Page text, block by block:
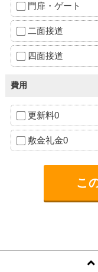
門扉・ゲート
二面接道
四面接道
費用
更新料0
敷金礼金0